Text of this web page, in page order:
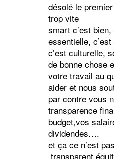
désolé le
trop vite
smart c’est
essentielle,
c’est culturelle,
de bonne chose
votre travail au
aider et nous
par contre vous
transparence
budget,vos
dividendes….
et ça ce n’est